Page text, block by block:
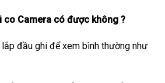
co Camera có được không ?
đầu ghi để xem bình thường như